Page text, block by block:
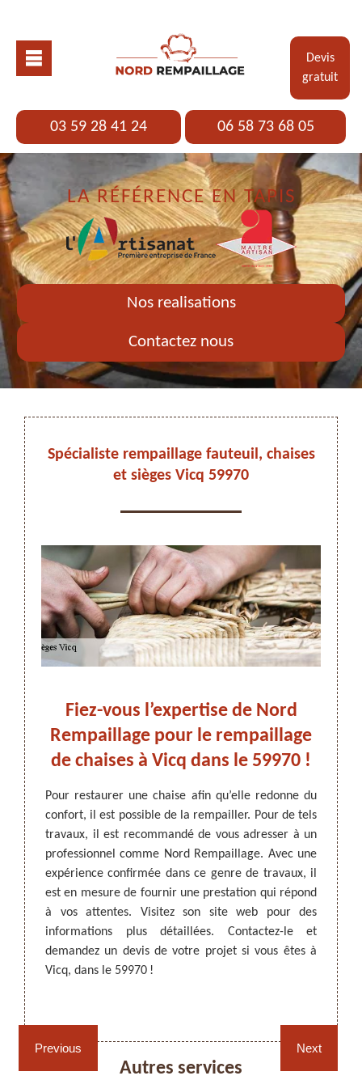
Devis
gratuit
03 59 28 41 24 06 58 73 68 05
LA RÉFÉRENCE EN TAPIS
Nos realisations
Contactez nous
ARTISAN DEZITTER , REMPAILLAGE -
CANNAGE - RECOLLAGE, 59 NORD
Rempaillage fauteuil,
chaises et sièges 59
Cannage fauteuil, chaises
et sièges 59
Spécialiste rempaillage fauteuil, chaises
et sièges Vicq 59970
Previous
un
à
le
Il a
la
Fiez-vous l’expertise de Nord
Rempaillage pour le rempaillage
de chaises à Vicq dans le 59970 !
Pour restaurer une chaise afin qu’elle redonne du
confort, il est possible de la rempailler. Pour de tels
travaux, il est recommandé de vous adresser à un
professionnel comme Nord Rempaillage. Avec une
expérience confirmée dans ce genre de travaux, il
est en mesure de fournir une prestation qui répond
à vos attentes. Visitez son site web pour des
informations plus détaillées. Contactez-le et
demandez un devis de votre projet si vous êtes à
Vicq, dans le 59970 !
Avec
qu’il
de
une
Vicq,
Next
Autres services